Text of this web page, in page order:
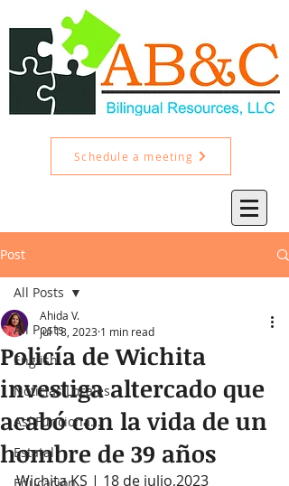
Schedule a meeting
Post
All Posts
English
Noticias Locales
Así Funciona...
Estatal
All Posts
Policía de Wichita
investiga altercado que
acabó con la vida de un
hombre de 39 años
Ahida V.
Jul 18, 2023 1 min read
Wichita KS | 18 de julio,2023